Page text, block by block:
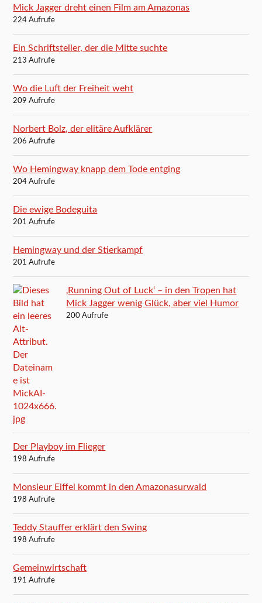
Mick Jagger dreht einen Film am Amazonas
224 Aufrufe
Ein Schriftsteller, der die Mitte suchte
213 Aufrufe
Wo die Luft der Freiheit weht
209 Aufrufe
Norbert Bolz, der elitäre Aufklärer
206 Aufrufe
Wo Hemingway knapp dem Tode entging
204 Aufrufe
Die ewige Bodeguita
201 Aufrufe
Hemingway und der Stierkampf
201 Aufrufe
‚Running Out of Luck‘ – in den Tropen hat
Mick Jagger wenig Glück, aber viel Humor
200 Aufrufe
Der Playboy im Flieger
198 Aufrufe
Monsieur Eiffel kommt in den Amazonasurwald
198 Aufrufe
Teddy Stauffer erklärt den Swing
198 Aufrufe
Gemeinwirtschaft
191 Aufrufe